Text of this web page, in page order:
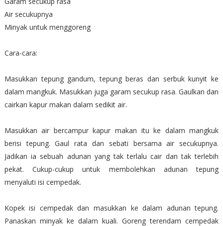
Air secukupnya
Minyak untuk menggoreng
Cara-cara:
Masukkan tepung gandum, tepung beras dan serbuk kunyit ke
dalam mangkuk. Masukkan juga garam secukup rasa. Gaulkan dan
cairkan kapur makan dalam sedikit air.
Masukkan air bercampur kapur makan itu ke dalam mangkuk
berisi tepung. Gaul rata dan sebati bersama air secukupnya.
Jadikan ia sebuah adunan yang tak terlalu cair dan tak terlebih
pekat. Cukup-cukup untuk membolehkan adunan tepung
menyaluti isi cempedak.
Kopek isi cempedak dan masukkan ke dalam adunan tepung.
Panaskan minyak ke dalam kuali. Goreng terendam cempedak